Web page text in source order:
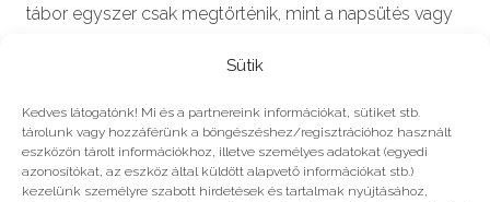
Sütik
Kedves látogatónk! Mi és a partnereink információkat, sütiket stb.
tárolunk vagy hozzáférünk a böngészéshez/regisztrációhoz használt
eszközön tárolt információkhoz, illetve személyes adatokat (egyedi
azonosítókat, az eszköz által küldött alapvető információkat stb.)
kezelünk személyre szabott hirdetések és tartalmak nyújtásához,
tábor egyszer csak megtörténik, mint a napsütés vagy
#2025